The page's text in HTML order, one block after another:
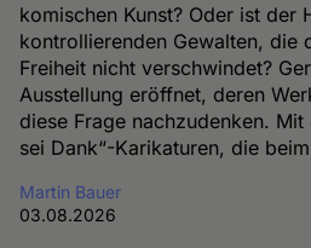
komischen Kunst? Oder ist der
kontrollierenden Gewalten, die
Freiheit nicht verschwindet?
Ausstellung eröffnet, deren
diese Frage nachzudenken.
sei Dank“-Karikaturen, die
Martin Bauer
03.08.2026